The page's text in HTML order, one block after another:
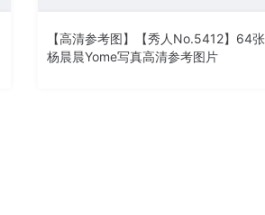
【高清参考图】【秀人No.5412】64张
杨晨晨Yome写真高清参考图片